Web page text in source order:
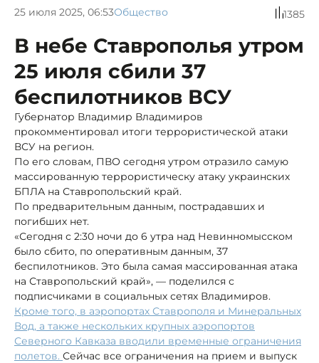
25 июля 2025, 06:53Общество 1385
В небе Ставрополья утром
25 июля сбили 37
беспилотников ВСУ
Губернатор Владимир Владимиров
прокомментировал итоги террористической атаки
ВСУ на регион.
По его словам, ПВО сегодня утром отразило самую
массированную террористическу атаку украинских
БПЛА на Ставропольский край.
По предварительным данным, пострадавших и
погибших нет.
«Сегодня с 2:30 ночи до 6 утра над Невинномысском
было сбито, по оперативным данным, 37
беспилотников. Это была самая массированная атака
на Ставропольский край», — поделился с
подписчиками в социальных сетях Владимиров.
Кроме того, в аэропортах Ставрополя и Минеральных
Вод, а также нескольких крупных аэропортов
Северного Кавказа вводили временные ограничения
полетов. Сейчас все ограничения на прием и выпуск